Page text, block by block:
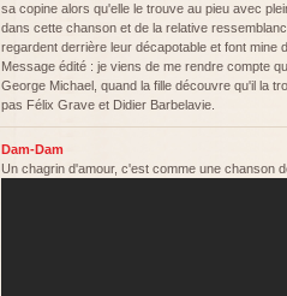
sa copine alors qu'elle le trouve au pieu avec
dans cette chanson et de la relative
regardent derrière leur décapotable et font
Message édité : je viens de me rendre compte
George Michael, quand la fille découvre qu'il la
pas Félix Grave et Didier Barbelavie.
Dam-Dam
Un chagrin d'amour, c'est comme une chanson